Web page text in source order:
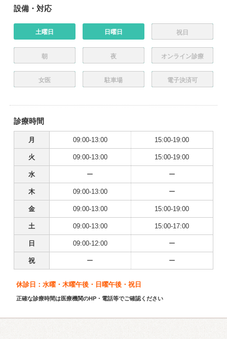
設備・対応
土曜日 日曜日 祝日
朝 夜 オンライン診療
女医 駐車場 電子決済可
診療時間
月 09:00-13:00 15:00-19:00
火 09:00-13:00 15:00-19:00
水 ー ー
木 09:00-13:00 ー
金 09:00-13:00 15:00-19:00
土 09:00-13:00 15:00-17:00
日 09:00-12:00 ー
祝 ー ー
休診日：水曜・木曜午後・日曜午後・祝日
正確な診療時間は医療機関のHP・電話等でご確認ください